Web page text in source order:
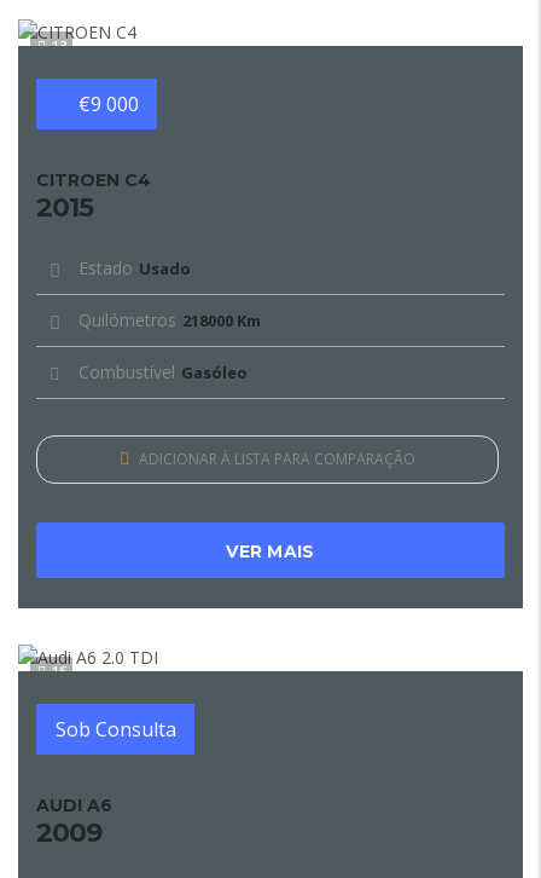
13
€9 000
CITROEN C4
2015
Estado Usado
Quilómetros 218000 Km
Combustível Gasóleo
ADICIONAR À LISTA PARA COMPARAÇÃO
VER MAIS
16
Sob Consulta
AUDI A6
2009